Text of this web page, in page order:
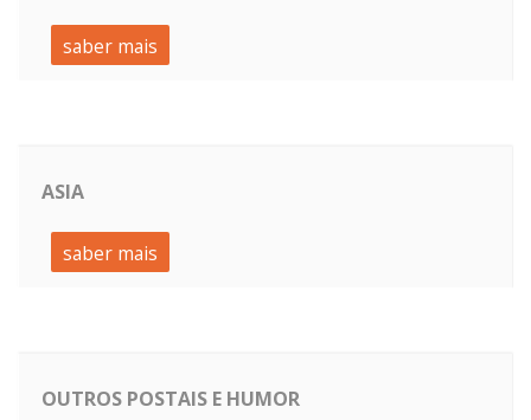
saber mais
ASIA
saber mais
OUTROS POSTAIS E HUMOR